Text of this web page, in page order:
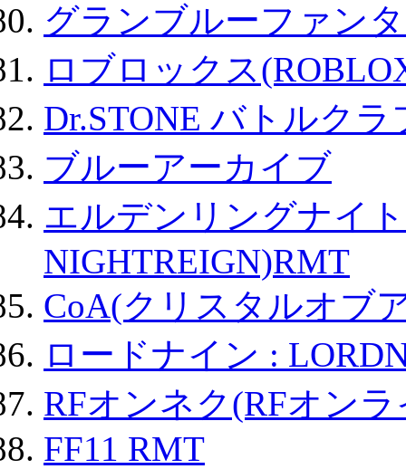
グランブルーファン
ロブロックス
Dr.STONE バトルク
ブルーアーカイブ
エルデンリングナイ
NIGHTREIGN)RMT
CoA(クリスタルオブ
ロードナイン :
RFオンネク(RFオン
FF11 RMT